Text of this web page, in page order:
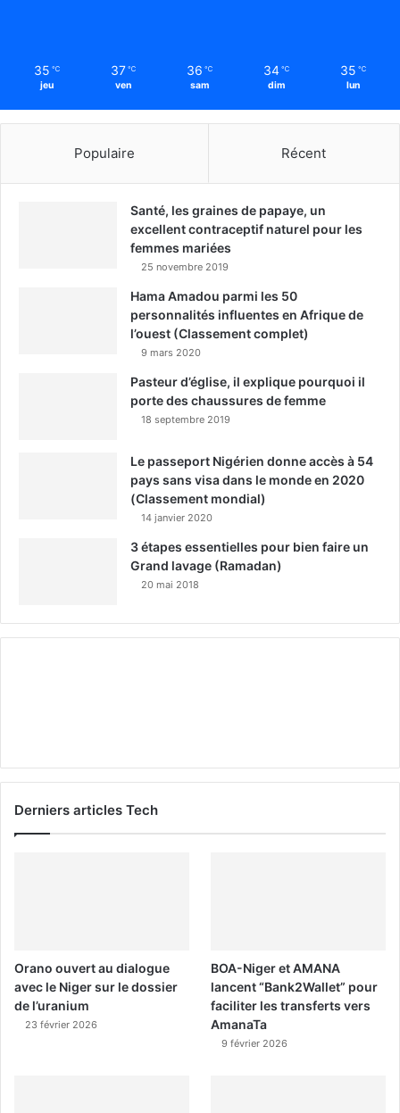
35 ℃
jeu
37 ℃
ven
36 ℃
sam
34 ℃
dim
35 ℃
lun
Populaire Récent
Santé, les graines de papaye, un
excellent contraceptif naturel pour les
femmes mariées
25 novembre 2019
Hama Amadou parmi les 50
personnalités influentes en Afrique de
l’ouest (Classement complet)
9 mars 2020
Pasteur d’église, il explique pourquoi il
porte des chaussures de femme
18 septembre 2019
Le passeport Nigérien donne accès à 54
pays sans visa dans le monde en 2020
(Classement mondial)
14 janvier 2020
3 étapes essentielles pour bien faire un
Grand lavage (Ramadan)
20 mai 2018
Derniers articles Tech
Orano ouvert au dialogue
avec le Niger sur le dossier
de l’uranium
23 février 2026
BOA-Niger et AMANA
lancent “Bank2Wallet” pour
faciliter les transferts vers
AmanaTa
9 février 2026